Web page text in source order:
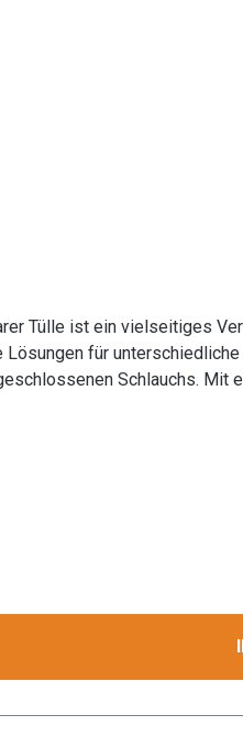
Tülle ist ein vielseitiges
für
Schlauchs. Mit
Gewerbe, Garten- und